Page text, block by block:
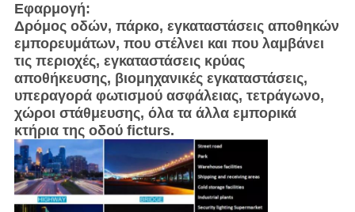
Εφαρμογή:
Δρόμος οδών, πάρκο, εγκαταστάσεις αποθηκών
εμπορευμάτων, που στέλνει και που λαμβάνει
τις περιοχές, εγκαταστάσεις κρύας
αποθήκευσης, βιομηχανικές εγκαταστάσεις,
υπεραγορά φωτισμού ασφάλειας, τετράγωνο,
χώροι στάθμευσης, όλα τα άλλα εμπορικά
κτήρια της οδού ficturs.